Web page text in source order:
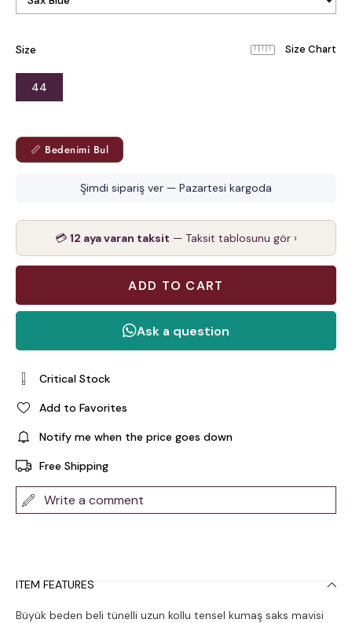
Size
44
📏 Bedenimi Bul
Şimdi sipariş ver — Pazartesi kargoda
💳 12 aya varan taksit — Taksit tablosunu gör ›
Critical Stock
Add to Favorites
Notify me when the price goes down
Free Shipping
Write a comment
ITEM FEATURES
Büyük beden beli tünelli uzun kollu tensel kumaş saks mavisi